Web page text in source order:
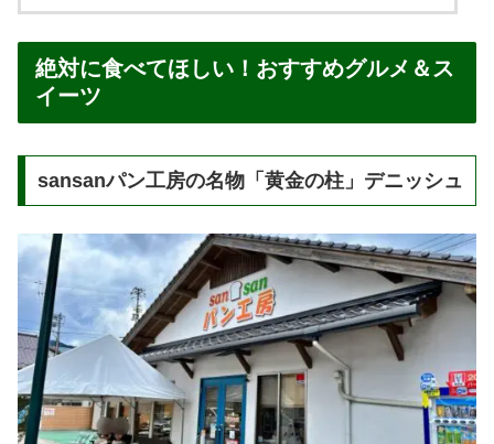
絶対に食べてほしい！おすすめグルメ＆ス
イーツ
sansanパン工房の名物「黄金の柱」デニッシュ